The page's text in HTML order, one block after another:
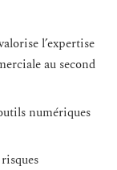
l’expertise
au second
numériques